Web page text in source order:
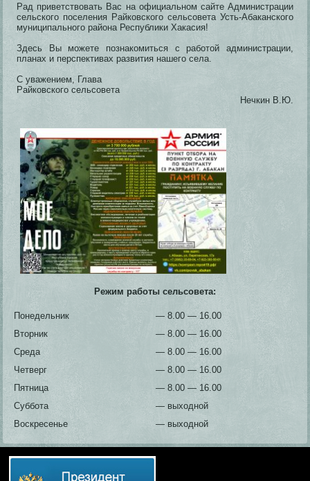
Рад приветствовать Вас на официальном сайте Администрации
сельского поселения Райковского сельсовета Усть-Абаканского
муниципального района Республики Хакасия!
Здесь Вы можете познакомиться с работой администрации,
планах и перспективах развития нашего села.
С уважением, Глава
Райковского сельсовета
Нечкин В.Ю.
Режим работы сельсовета:
Понедельник
— 8.00 — 16.00
Вторник
— 8.00 — 16.00
Среда
— 8.00 — 16.00
Четверг
— 8.00 — 16.00
Пятница
— 8.00 — 16.00
Суббота
— выходной
Воскресенье
— выходной